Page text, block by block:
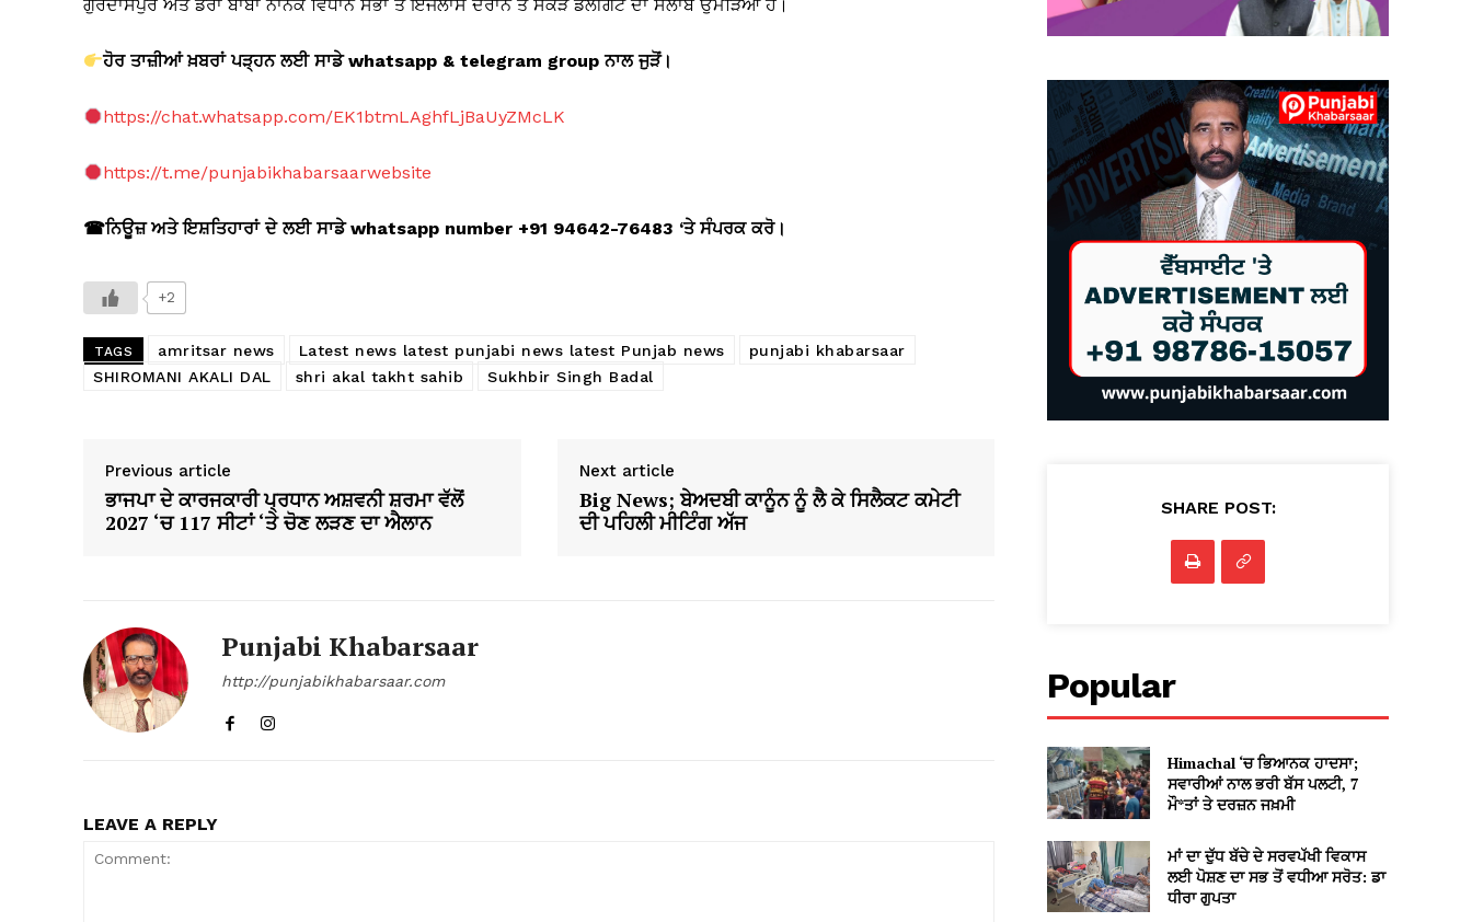
ਗੁਰਦਾਸਪੁਰ ਅਤੇ ਡੇਰਾ ਬਾਬਾ ਨਾਨਕ ਵਿਧਾਨ ਸਭਾ ਤੇ ਇਜਲਾਸ ਦੌਰਾਨ ਤੇ ਸੈਂਕੜੇ ਡੈਲੀਗੇਟ ਦਾ ਸੈਲਾਬ ਉਮੜਿਆ ਹੈ।
ਹੋਰ ਤਾਜ਼ੀਆਂ ਖ਼ਬਰਾਂ ਪੜ੍ਹਨ ਲਈ ਸਾਡੇ whatsapp & telegram groupਨਾਲ ਜੁੜੋਂ।
https://chat.whatsapp.com/EK1btmLAghfLjBaUyZMcLK
https://t.me/punjabikhabarsaarwebsite
☎ਨਿਊਜ਼ ਅਤੇ ਇਸ਼ਤਿਹਾਰਾਂ ਦੇ ਲਈ ਸਾਡੇ whatsapp number +91 94642-76483 ‘ਤੇ ਸੰਪਰਕ ਕਰੋ।
+2
TAGS amritsar news Latest news latest punjabi news latest Punjab news
punjabi khabarsaar
SHIROMANI AKALI DAL
shri akal takht sahib Sukhbir Singh Badal
Previous article
ਭਾਜਪਾ ਦੇ ਕਾਰਜਕਾਰੀ ਪ੍ਰਧਾਨ ਅਸ਼ਵਨੀ ਸ਼ਰਮਾ ਵੱਲੋਂ
2027 ‘ਚ 117 ਸੀਟਾਂ ‘ਤੇ ਚੋਣ ਲੜਣ ਦਾ ਐਲਾਨ
Next article
Big News; ਬੇਅਦਬੀ ਕਾਨੂੰਨ ਨੂੰ ਲੈ ਕੇ ਸਿਲੈਕਟ ਕਮੇਟੀ
ਦੀ ਪਹਿਲੀ ਮੀਟਿੰਗ ਅੱਜ
Punjabi Khabarsaar
http://punjabikhabarsaar.com
LEAVE A REPLY
SHARE POST:
Popular
Himachal ‘ਚ ਭਿਆਨਕ ਹਾਦਸਾ;
ਸਵਾਰੀਆਂ ਨਾਲ ਭਰੀ ਬੱਸ ਪਲਟੀ, 7
ਮੌ*ਤਾਂ ਤੇ ਦਰਜ਼ਨ ਜਖ਼ਮੀ
ਮਾਂ ਦਾ ਦੁੱਧ ਬੱਚੇ ਦੇ ਸਰਵਪੱਖੀ ਵਿਕਾਸ
ਲਈ ਪੋਸ਼ਣ ਦਾ ਸਭ ਤੋਂ ਵਧੀਆ ਸਰੋਤ: ਡਾ
ਧੀਰਾ ਗੁਪਤਾ